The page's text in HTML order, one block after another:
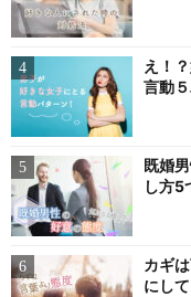
え！
言動
既婚
し方5
カギ
にし